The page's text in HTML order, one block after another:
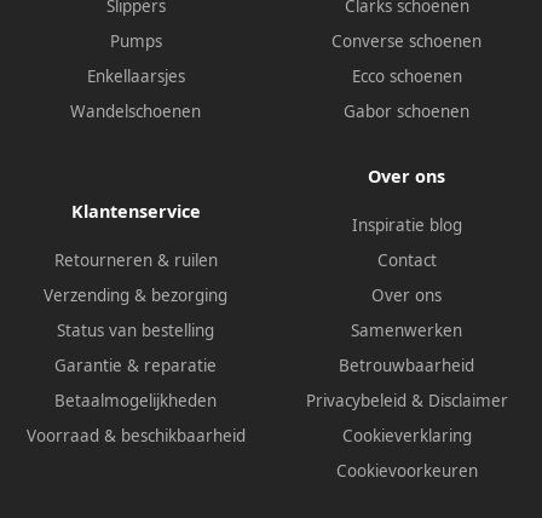
Slippers
Pumps
Enkellaarsjes
Wandelschoenen
Clarks schoenen
Converse schoenen
Ecco schoenen
Gabor schoenen
Klantenservice
Retourneren & ruilen
Verzending & bezorging
Status van bestelling
Garantie & reparatie
Betaalmogelijkheden
Voorraad & beschikbaarheid
Over ons
Inspiratie blog
Contact
Over ons
Samenwerken
Betrouwbaarheid
Privacybeleid & Disclaimer
Cookieverklaring
Cookievoorkeuren